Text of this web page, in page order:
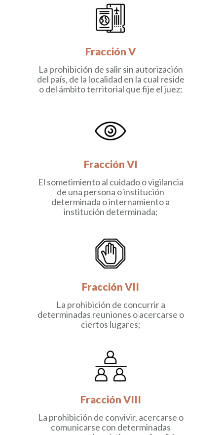
Fracción V
La prohibición de salir sin autorización
del país, de la localidad en la cual reside
o del ámbito territorial que fije el juez;
Fracción VI
El sometimiento al cuidado o vigilancia
de una persona o institución
determinada o internamiento a
institución determinada;
Fracción VII
La prohibición de concurrir a
determinadas reuniones o acercarse o
ciertos lugares;
Fracción VIII
La prohibición de convivir, acercarse o
comunicarse con determinadas